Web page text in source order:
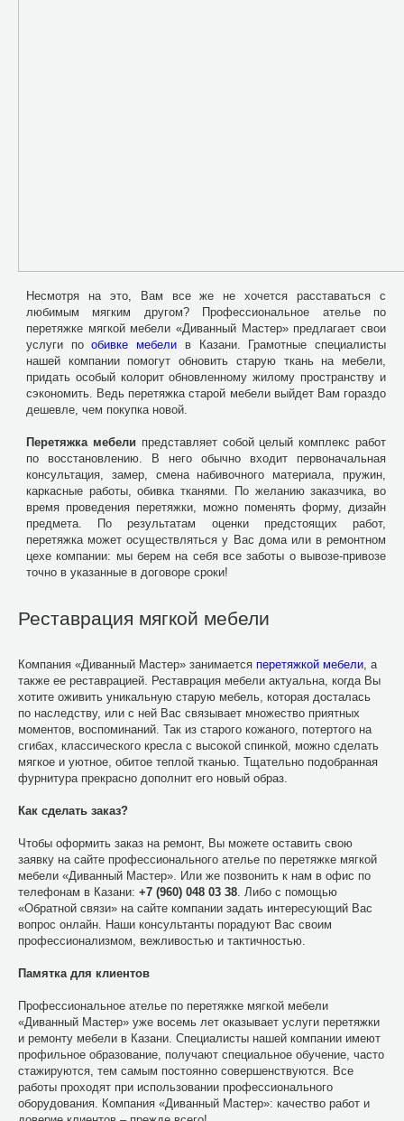
Несмотря на это, Вам все же не хочется расставаться с
любимым мягким другом? Профессиональное ателье по
перетяжке мягкой мебели «Диванный Мастер» предлагает свои
услуги пообивке мебели в Казани. Грамотные специалисты
нашей компании помогут обновить старую ткань на мебели,
придать особый колорит обновленному жилому пространству и
сэкономить. Ведь перетяжка старой мебели выйдет Вам гораздо
дешевле, чем покупка новой.
Перетяжка мебели представляет собой целый комплекс работ
по восстановлению. В него обычно входит первоначальная
консультация, замер, смена набивочного материала, пружин,
каркасные работы, обивка тканями. По желанию заказчика, во
время проведения перетяжки, можно поменять форму, дизайн
предмета. По результатам оценки предстоящих работ,
перетяжка может осуществляться у Вас дома или в ремонтном
цехе компании: мы берем на себя все заботы о вывозе-привозе
точно в указанные в договоре сроки!
Реставрация мягкой мебели
Компания «Диванный Мастер» занимается перетяжкой мебели, а
также ее реставрацией. Реставрация мебели актуальна, когда Вы
хотите оживить уникальную старую мебель, которая досталась
по наследству, или с ней Вас связывает множество приятных
моментов, воспоминаний. Так из старого кожаного, потертого на
сгибах, классического кресла с высокой спинкой, можно сделать
мягкое и уютное, обитое теплой тканью. Тщательно подобранная
фурнитура прекрасно дополнит его новый образ.
Как сделать заказ?
Чтобы оформить заказ на ремонт, Вы можете оставить свою
заявку на сайте профессионального ателье по перетяжке мягкой
мебели «Диванный Мастер». Или же позвонить к нам в офис по
телефонам в Казани: +7 (960) 048 03 38. Либо с помощью
«Обратной связи» на сайте компании задать интересующий Вас
вопрос онлайн. Наши консультанты порадуют Вас своим
профессионализмом, вежливостью и тактичностью.
Памятка для клиентов
Профессиональное ателье по перетяжке мягкой мебели
«Диванный Мастер» уже восемь лет оказывает услуги перетяжки
и ремонту мебели в Казани. Специалисты нашей компании имеют
профильное образование, получают специальное обучение, часто
стажируются, тем самым постоянно совершенствуются. Все
работы проходят при использовании профессионального
оборудования. Компания «Диванный Мастер»: качество работ и